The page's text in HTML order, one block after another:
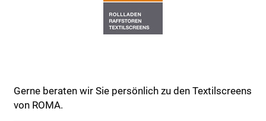
Gerne beraten wir Sie persönlich zu den Textilscreens
von ROMA.